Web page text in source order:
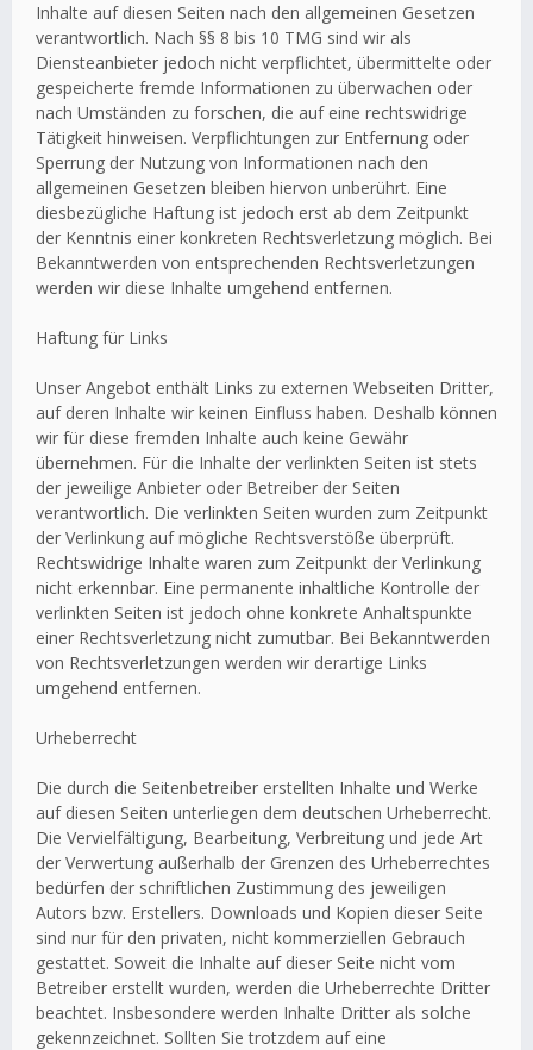
Inhalte auf diesen Seiten nach den allgemeinen Gesetzen
verantwortlich. Nach §§ 8 bis 10 TMG sind wir als
Diensteanbieter jedoch nicht verpflichtet, übermittelte oder
gespeicherte fremde Informationen zu überwachen oder
nach Umständen zu forschen, die auf eine rechtswidrige
Tätigkeit hinweisen. Verpflichtungen zur Entfernung oder
Sperrung der Nutzung von Informationen nach den
allgemeinen Gesetzen bleiben hiervon unberührt. Eine
diesbezügliche Haftung ist jedoch erst ab dem Zeitpunkt
der Kenntnis einer konkreten Rechtsverletzung möglich. Bei
Bekanntwerden von entsprechenden Rechtsverletzungen
werden wir diese Inhalte umgehend entfernen.
Haftung für Links
Unser Angebot enthält Links zu externen Webseiten Dritter,
auf deren Inhalte wir keinen Einfluss haben. Deshalb können
wir für diese fremden Inhalte auch keine Gewähr
übernehmen. Für die Inhalte der verlinkten Seiten ist stets
der jeweilige Anbieter oder Betreiber der Seiten
verantwortlich. Die verlinkten Seiten wurden zum Zeitpunkt
der Verlinkung auf mögliche Rechtsverstöße überprüft.
Rechtswidrige Inhalte waren zum Zeitpunkt der Verlinkung
nicht erkennbar. Eine permanente inhaltliche Kontrolle der
verlinkten Seiten ist jedoch ohne konkrete Anhaltspunkte
einer Rechtsverletzung nicht zumutbar. Bei Bekanntwerden
von Rechtsverletzungen werden wir derartige Links
umgehend entfernen.
Urheberrecht
Die durch die Seitenbetreiber erstellten Inhalte und Werke
auf diesen Seiten unterliegen dem deutschen Urheberrecht.
Die Vervielfältigung, Bearbeitung, Verbreitung und jede Art
der Verwertung außerhalb der Grenzen des Urheberrechtes
bedürfen der schriftlichen Zustimmung des jeweiligen
Autors bzw. Erstellers. Downloads und Kopien dieser Seite
sind nur für den privaten, nicht kommerziellen Gebrauch
gestattet. Soweit die Inhalte auf dieser Seite nicht vom
Betreiber erstellt wurden, werden die Urheberrechte Dritter
beachtet. Insbesondere werden Inhalte Dritter als solche
gekennzeichnet. Sollten Sie trotzdem auf eine